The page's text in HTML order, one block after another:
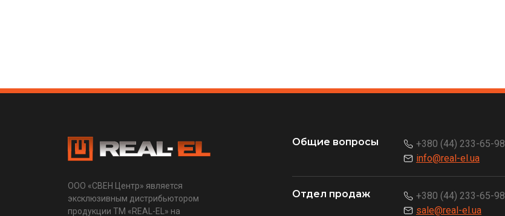
ООО «СВЕН Центр» является
эксклюзивным дистрибьютором
продукции ТМ «REAL-EL» на
Общие вопросы
+380 (44) 233-65-98
info@real-el.ua
Отдел продаж
+380 (44) 233-65-98
sale@real-el.ua